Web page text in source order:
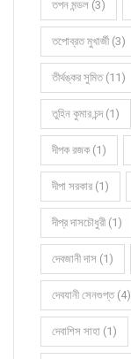
তপন মন্ডল (3)
তপোব্রত মুখার্জী (3)
তীর্থঙ্কর সুমিত (11)
তুহিন কুমার চন্দ (1)
দীপক রজক (1)
দীপা সরকার (1)
দীপ্র দাসচৌধুরী (1)
দেবজানী দাস (1)
দেবযানী সেনগুপ্ত (4)
দেবাশিস সাহা (1)